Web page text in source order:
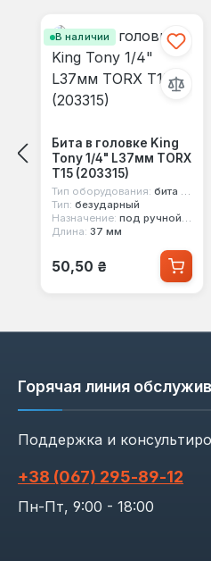
В наличии
Бита в головке King
Tony 1/4" L37мм TORX
T15 (203315)
Тип оборудования: бита в головке
Тип: безударный
Назначение: под ручной инструмент
Длина: 37 мм
Обычная цена:
50,50 ₴
Горячая линия
Поддержка и
+38 (067) 295‑89‑12
Пн-Пт, 9:00 - 18:00